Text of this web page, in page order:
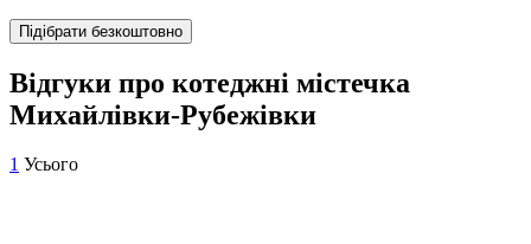
Підібрати безкоштовно
Відгуки про котеджні містечка
Михайлівки-Рубежівки
1 Усього